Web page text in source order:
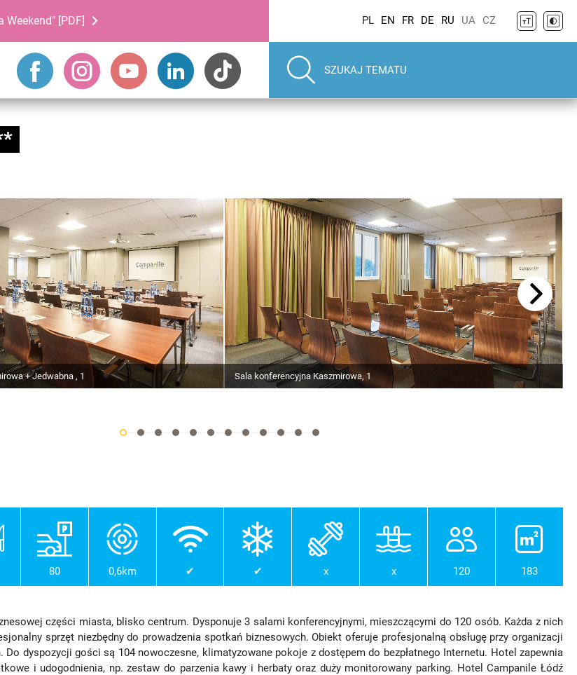
[PDF] PL EN FR DE RU UA CZ
+ Jedwabna , 1 Sala konferencyjna Kaszmirowa, 1
80 0,6km ✔ ✔ x x 120 183
części miasta, blisko centrum. Dysponuje 3 salami konferencyjnymi, mieszczącymi do 120 osób. Każda z nich
sprzęt niezbędny do prowadzenia spotkań biznesowych. Obiekt oferuje profesjonalną obsługę przy organizacji
Do dyspozycji gości są 104 nowoczesne, klimatyzowane pokoje z dostępem do bezpłatnego Internetu. Hotel zapewnia
i udogodnienia, np. zestaw do parzenia kawy i herbaty oraz duży monitorowany parking. Hotel Campanile Łódź